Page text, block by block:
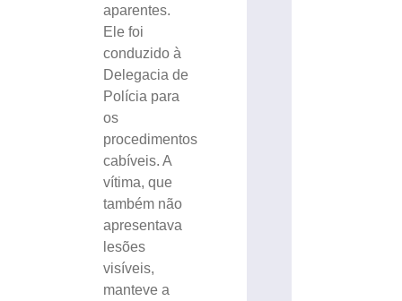
aparentes.
Ele foi
conduzido à
Delegacia de
Polícia para
os
procedimentos
cabíveis. A
vítima, que
também não
apresentava
lesões
visíveis,
manteve a